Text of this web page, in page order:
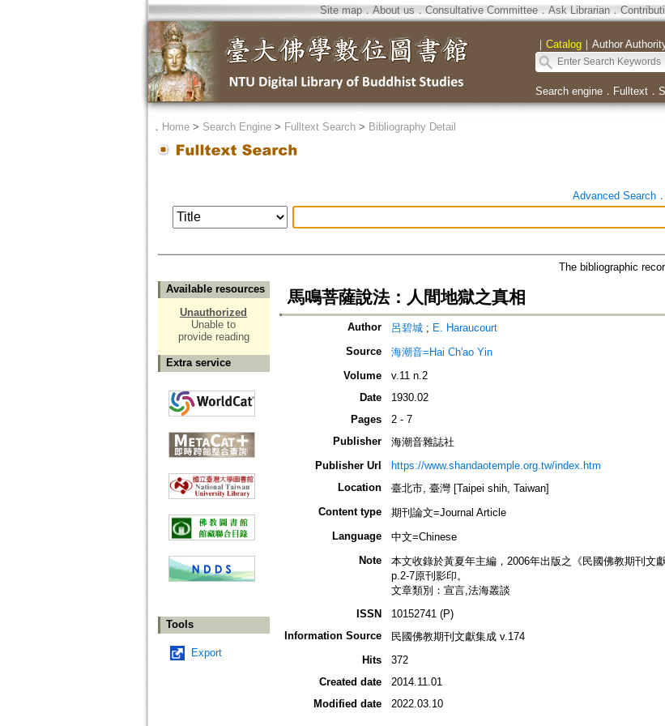
Site map．About us ． Consultative Committee． Ask Librarian．
｜ Catalog｜ Author
Search engine． Fulltext．
． Home> Search Engine> Fulltext Search> Bibliography Detail
Advanced Search．
The bibliographic
Available resources
Unauthorized
Unable to
provide reading
Extra service
Tools
Export
馬鳴菩薩說法：人間地獄之真相
Author 呂碧城 ; E. Haraucourt
Source
海潮音=Hai Ch'ao Yin
Volume
v.11 n.2
Date
1930.02
Pages
2 - 7
Publisher
海潮音雜誌社
Publisher Url
https://www.shandaotemple.org.tw/index.htm
Location
臺北市, 臺灣 [Taipei shih, Taiwan]
Content type
期刊論文=Journal Article
Language
中文=Chinese
Note
本文收錄於黃夏年主編，2006年出版之《民國佛教期刊文
p.2-7原刊影印。
文章類別：宣言,法海叢談
ISSN
10152741 (P)
Information Source
民國佛教期刊文獻集成 v.174
Hits
372
Created date
2014.11.01
Modified date
2022.03.10